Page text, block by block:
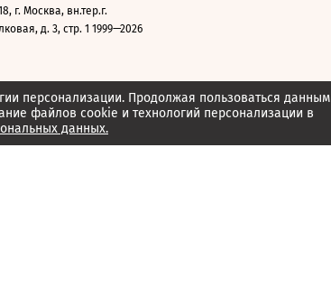
персонализации. Продолжая пользоваться данным
файлов cookie и технологий персонализации в
данных.
г. Москва, вн.тер.г.
д. 3, стр. 1 1999—2026